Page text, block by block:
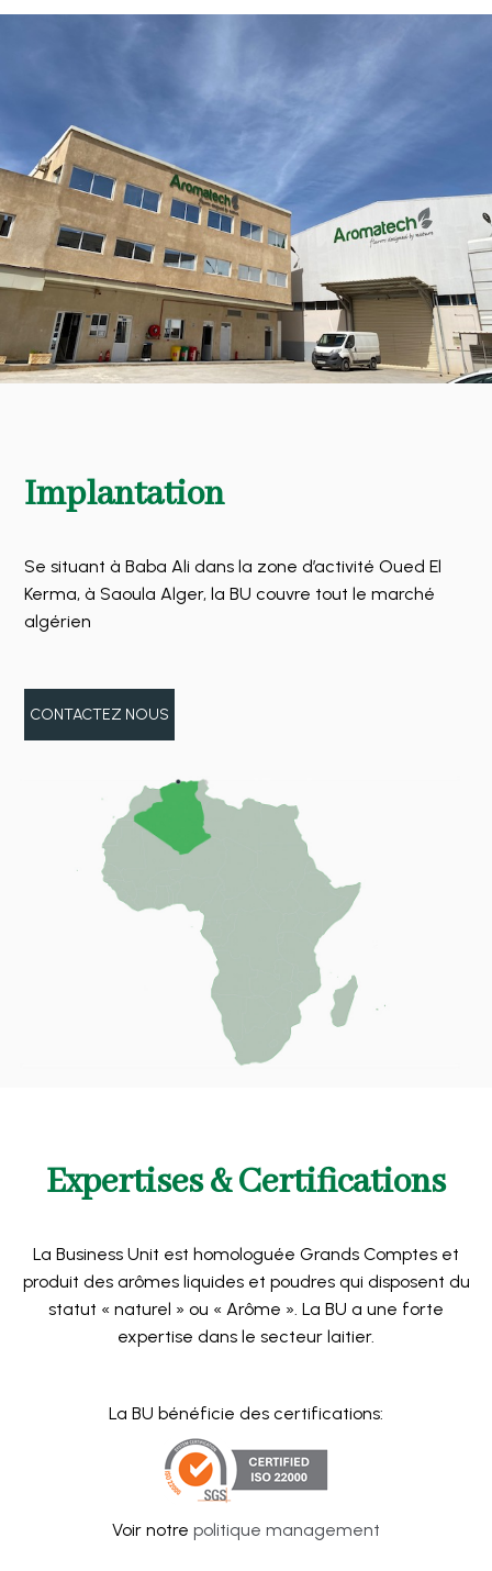
Implantation
Se situant à Baba Ali dans la zone d’activité Oued El
Kerma, à Saoula Alger, la BU couvre tout le marché
algérien
CONTACTEZ NOUS
Expertises & Certifications
La Business Unit est homologuée Grands Comptes et
produit des arômes liquides et poudres qui disposent du
statut « naturel » ou « Arôme ». La BU a une forte
expertise dans le secteur laitier.
La BU bénéficie des certifications:
Voir notre politique management